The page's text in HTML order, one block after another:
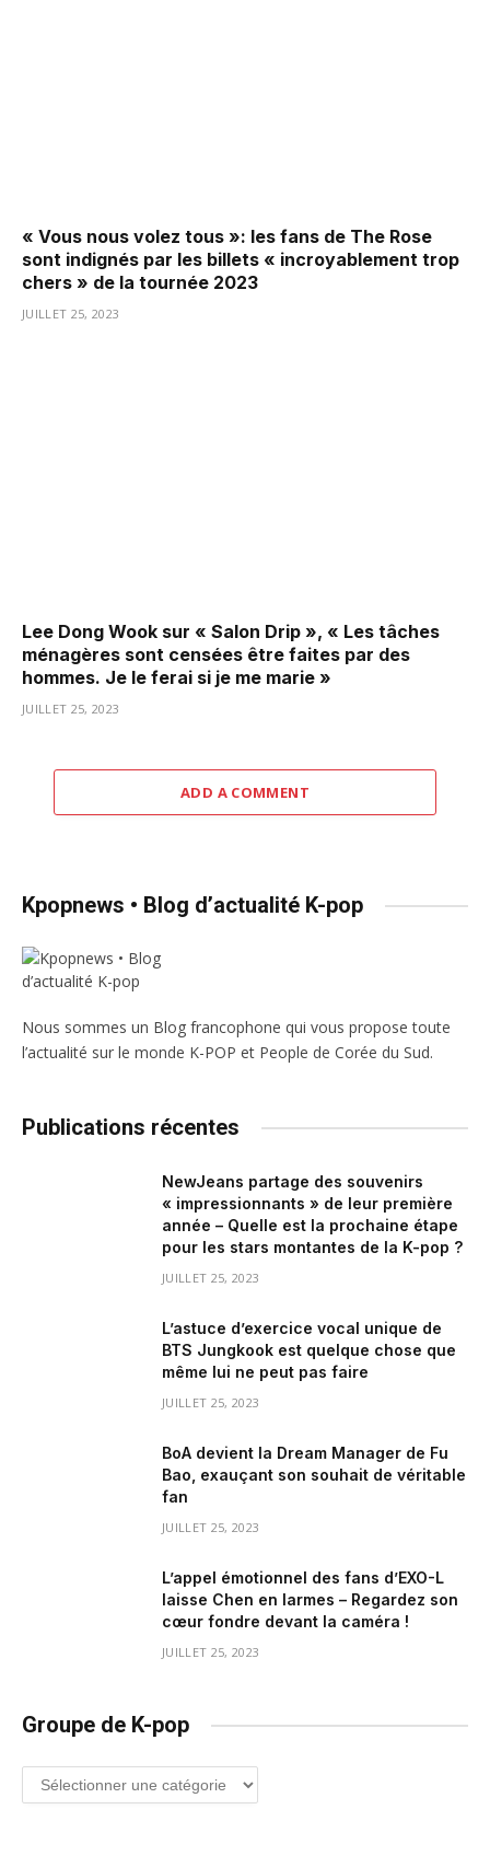
« Vous nous volez tous »: les fans de The Rose
sont indignés par les billets « incroyablement trop
chers » de la tournée 2023
JUILLET 25, 2023
Lee Dong Wook sur « Salon Drip », « Les tâches
ménagères sont censées être faites par des
hommes. Je le ferai si je me marie »
JUILLET 25, 2023
ADD A COMMENT
Kpopnews • Blog d’actualité K-pop
Nous sommes un Blog francophone qui vous propose toute
l’actualité sur le monde K-POP et People de Corée du Sud.
Publications récentes
NewJeans partage des souvenirs
« impressionnants » de leur première
année – Quelle est la prochaine étape
pour les stars montantes de la K-pop ?
JUILLET 25, 2023
L’astuce d’exercice vocal unique de
BTS Jungkook est quelque chose que
même lui ne peut pas faire
JUILLET 25, 2023
BoA devient la Dream Manager de Fu
Bao, exauçant son souhait de véritable
fan
JUILLET 25, 2023
L’appel émotionnel des fans d’EXO-L
laisse Chen en larmes – Regardez son
cœur fondre devant la caméra !
JUILLET 25, 2023
Groupe de K-pop
Groupe
de